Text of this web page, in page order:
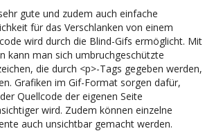
gute und zudem auch einfache
für das Verschlanken von einem
wird durch die Blind-Gifs ermöglicht. Mit
kann man sich umbruchgeschützte
die durch <p>-Tags gegeben werden,
Grafiken im Gif-Format sorgen dafür,
Quellcode der eigenen Seite
wird. Zudem können einzelne
auch unsichtbar gemacht werden.